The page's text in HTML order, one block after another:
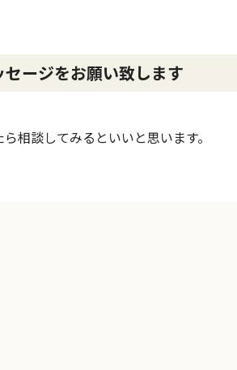
ージをお願い致します
相談してみるといいと思います。